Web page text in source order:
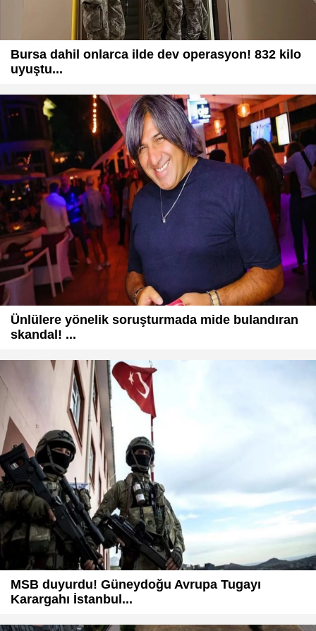
Bursa dahil onlarca ilde dev operasyon! 832 kilo
uyuştu...
Ünlülere yönelik soruşturmada mide bulandıran
skandal! ...
MSB duyurdu! Güneydoğu Avrupa Tugayı
Karargahı İstanbul...